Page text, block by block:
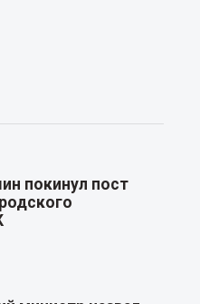
покинул пост